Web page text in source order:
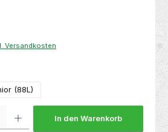
Versandkosten
(88L)
In den Warenkorb